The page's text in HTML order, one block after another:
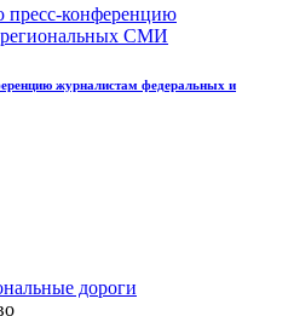
журналистам федеральных и